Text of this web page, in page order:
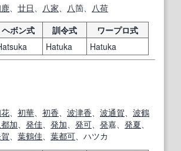
鹿 廿日 八家 八箇、 八荷
ヘボン式 訓令式
ワープロ式
Hatuka Hatuka
初華 初香 波津香 波通賀 波鶴
都加 発佳 発加 発可 発嘉、 発夏
賀 葉鶴佳 葉都可 、ハツカ